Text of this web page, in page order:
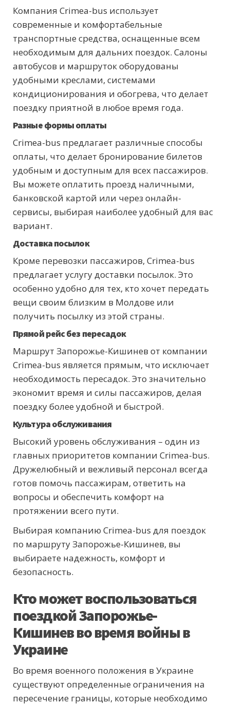
Компания Crimea-bus использует
современные и комфортабельные
транспортные средства, оснащенные всем
необходимым для дальних поездок. Салоны
автобусов и маршруток оборудованы
удобными креслами, системами
кондиционирования и обогрева, что делает
поездку приятной в любое время года.
Разные формы оплаты
Crimea-bus предлагает различные способы
оплаты, что делает бронирование билетов
удобным и доступным для всех пассажиров.
Вы можете оплатить проезд наличными,
банковской картой или через онлайн-
сервисы, выбирая наиболее удобный для вас
вариант.
Доставка посылок
Кроме перевозки пассажиров, Crimea-bus
предлагает услугу доставки посылок. Это
особенно удобно для тех, кто хочет передать
вещи своим близким в Молдове или
получить посылку из этой страны.
Прямой рейс без пересадок
Маршрут Запорожье-Кишинев от компании
Crimea-bus является прямым, что исключает
необходимость пересадок. Это значительно
экономит время и силы пассажиров, делая
поездку более удобной и быстрой.
Культура обслуживания
Высокий уровень обслуживания – один из
главных приоритетов компании Crimea-bus.
Дружелюбный и вежливый персонал всегда
готов помочь пассажирам, ответить на
вопросы и обеспечить комфорт на
протяжении всего пути.
Выбирая компанию Crimea-bus для поездок
по маршруту Запорожье-Кишинев, вы
выбираете надежность, комфорт и
безопасность.
Кто может воспользоваться
поездкой Запорожье-
Кишинев во время войны в
Украине
Во время военного положения в Украине
существуют определенные ограничения на
пересечение границы, которые необходимо